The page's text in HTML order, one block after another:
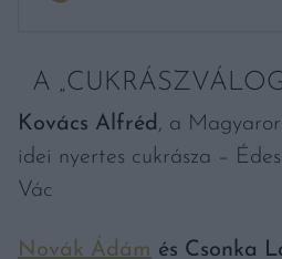
A
Kovács Alfréd, a
idei nyertes cukrásza –
Vác
Novák Ádám és Csonka